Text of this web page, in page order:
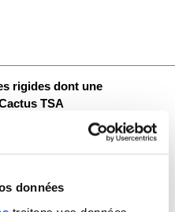
données
rigides dont une
TSA